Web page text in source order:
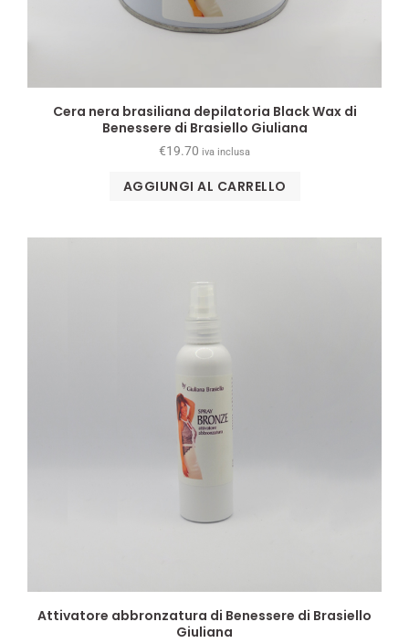
Cera nera brasiliana depilatoria Black Wax di
Benessere di Brasiello Giuliana
€19.70 iva inclusa
AGGIUNGI AL CARRELLO
Attivatore abbronzatura di Benessere di Brasiello
Giuliana